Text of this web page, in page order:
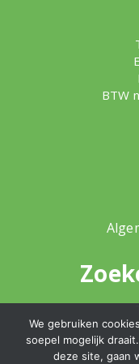
E
BTW
We gebruiken
soepel mogelijk
deze site, gaan